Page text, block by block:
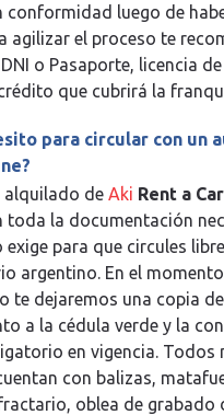
conformidad luego de
agilizar el proceso te
o Pasaporte, licencia
que cubrirá la
para circular con un
alquilado deAki Rent a Car
toda la documentación
para que circules
argentino. En el
te dejaremos una copia
a la cédula verde y la
en vigencia. Todos
con balizas,
oblea de grabado